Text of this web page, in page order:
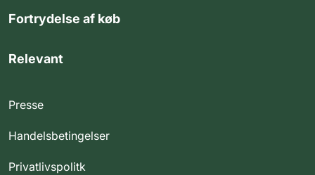
Fortrydelse af køb
Relevant
Presse
Handelsbetingelser
Privatlivspolitk